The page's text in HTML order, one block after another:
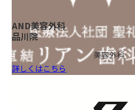
AND美容外科
品川院
美容外科
詳しくはこちら